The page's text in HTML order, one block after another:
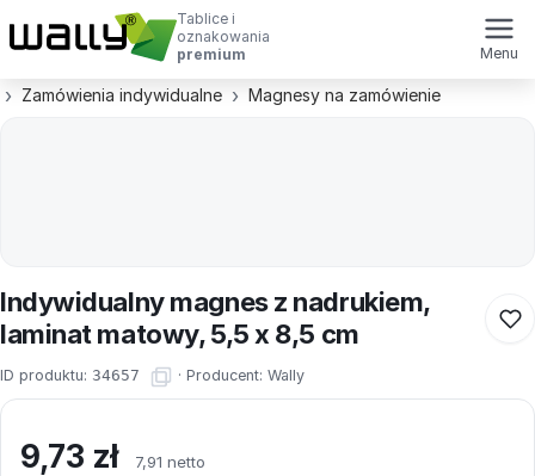
Tablice i
oznakowania
premium
Menu
Zamówienia indywidualne Magnesy na zamówienie
Indywidualny magnes z nadrukiem,
laminat matowy, 5,5 x 8,5 cm
ID produktu: 34657 · Producent: Wally
9,73 zł 7,91 netto